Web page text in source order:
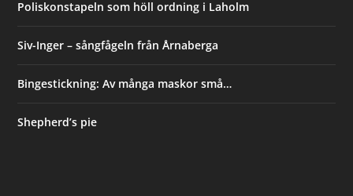
Poliskonstapeln som höll ordning i Laholm
Siv-Inger – sångfågeln från Årnaberga
Bingestickning: Av många maskor små…
Shepherd’s pie